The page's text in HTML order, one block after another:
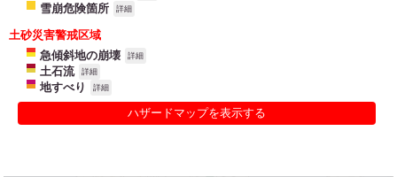
雪崩危険箇所 詳細
土砂災害警戒区域
急傾斜地の崩壊
詳細
土石流 詳細
地すべり 詳細
ハザードマップを表示する